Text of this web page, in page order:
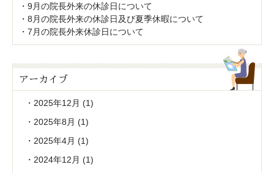
9月の院長外来の休診日について
8月の院長外来の休診日及び夏季休暇について
7月の院長外来休診日について
アーカイブ
2025年12月 (1)
2025年8月 (1)
2025年4月 (1)
2024年12月 (1)